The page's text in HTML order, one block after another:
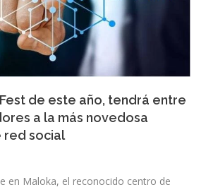
de este año, tendrá entre
a la más novedosa
social
en Maloka, el reconocido centro de